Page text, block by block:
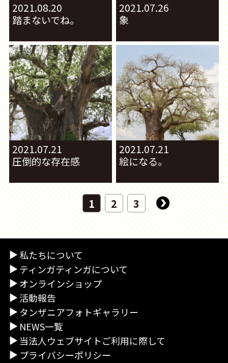
2021.08.20
踏まないでね。
2021.07.26
象
2021.07.21
圧倒的な存在感
2021.07.21
絵になる。
1 2 3
私たちについて
ティンガティンガについて
オンラインショップ
活動報告
タンザニアフォトギャラリー
NEWS一覧
当法人ウェブサイトご利用に際して
プライバシーポリシー